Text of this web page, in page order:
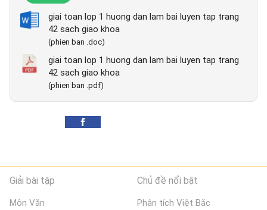
giai toan lop 1 huong dan lam bai luyen tap trang
42 sach giao khoa
(phien ban .doc)
giai toan lop 1 huong dan lam bai luyen tap trang
42 sach giao khoa
(phien ban .pdf)
Giải bài tập
Môn Văn
Chủ đề nổi bật
Phân tích Việt Bắc